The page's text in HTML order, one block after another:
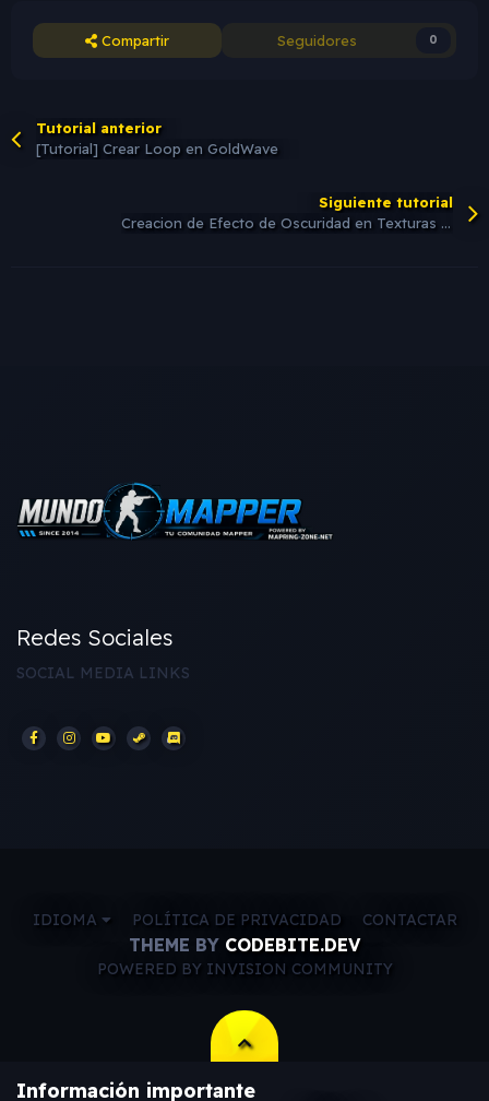
Compartir Seguidores 0
Tutorial anterior
[Tutorial] Crear Loop en GoldWave
Siguiente tutorial
Creacion de Efecto de Oscuridad en Texturas Fade: Tutorial Paso a Paso
Redes Sociales
SOCIAL MEDIA LINKS
IDIOMA POLÍTICA DE PRIVACIDAD CONTACTAR
THEME BY CODEBITE.DEV
POWERED BY INVISION COMMUNITY
Información importante